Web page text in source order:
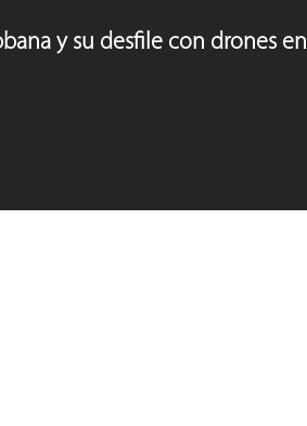
y su desfile con drones en